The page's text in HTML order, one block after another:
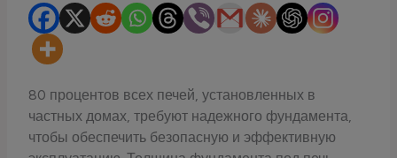
80 процентов всех печей, установленных в
частных домах, требуют надежного фундамента,
чтобы обеспечить безопасную и эффективную